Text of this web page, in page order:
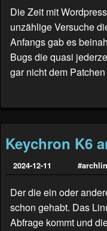
Die Zeit mit
unzählige Versuche
Anfangs gab es
Bugs die quasi
gar nicht dem
Keychron K6
2024-12-11
Der die ein oder
schon gehabt. Das
Abfrage kommt und